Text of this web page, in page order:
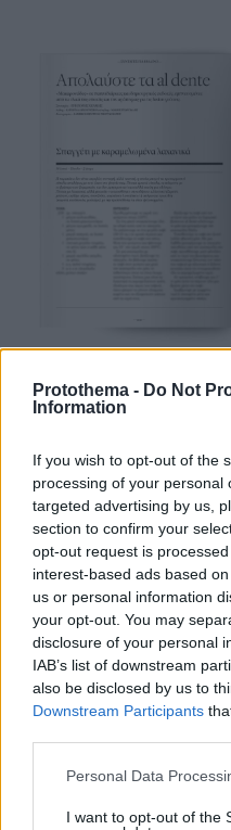
Protothema - Do Not
Information
If you wish to opt-out of the
processing of your personal
targeted advertising by us,
section to confirm your
opt-out request is
interest-based ads based
us or personal information
your opt-out. You may
disclosure of your personal
IAB’s list of downstream
also be disclosed by us to
Downstream Participants
Please note that this
not limited to your visit or
Personal Data
I want to opt-out of the
«Μακαρονάδες» σε
δημιουργικές
φτιάχνουμε ξανά και
Σπαγγέτι με
με φασολάκια stir fry,
σουσάμι, Παπαρδέλες
Λιγκουίνι με βραστό
αυγολέμονο,